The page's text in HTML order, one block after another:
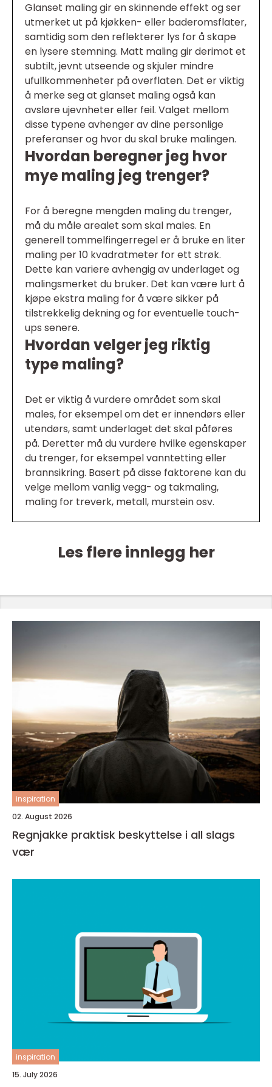
Glanset maling gir en skinnende effekt og ser
utmerket ut på kjøkken- eller baderomsflater,
samtidig som den reflekterer lys for å skape
en lysere stemning. Matt maling gir derimot et
subtilt, jevnt utseende og skjuler mindre
ufullkommenheter på overflaten. Det er viktig
å merke seg at glanset maling også kan
avsløre ujevnheter eller feil. Valget mellom
disse typene avhenger av dine personlige
preferanser og hvor du skal bruke malingen.
Hvordan beregner jeg hvor
mye maling jeg trenger?
For å beregne mengden maling du trenger,
må du måle arealet som skal males. En
generell tommelfingerregel er å bruke en liter
maling per 10 kvadratmeter for ett strøk.
Dette kan variere avhengig av underlaget og
malingsmerket du bruker. Det kan være lurt å
kjøpe ekstra maling for å være sikker på
tilstrekkelig dekning og for eventuelle touch-
ups senere.
Hvordan velger jeg riktig
type maling?
Det er viktig å vurdere området som skal
males, for eksempel om det er innendørs eller
utendørs, samt underlaget det skal påføres
på. Deretter må du vurdere hvilke egenskaper
du trenger, for eksempel vanntetting eller
brannsikring. Basert på disse faktorene kan du
velge mellom vanlig vegg- og takmaling,
maling for treverk, metall, murstein osv.
Les flere innlegg her
inspiration
02. August 2026
Regnjakke praktisk beskyttelse i all slags
vær
inspiration
15. July 2026